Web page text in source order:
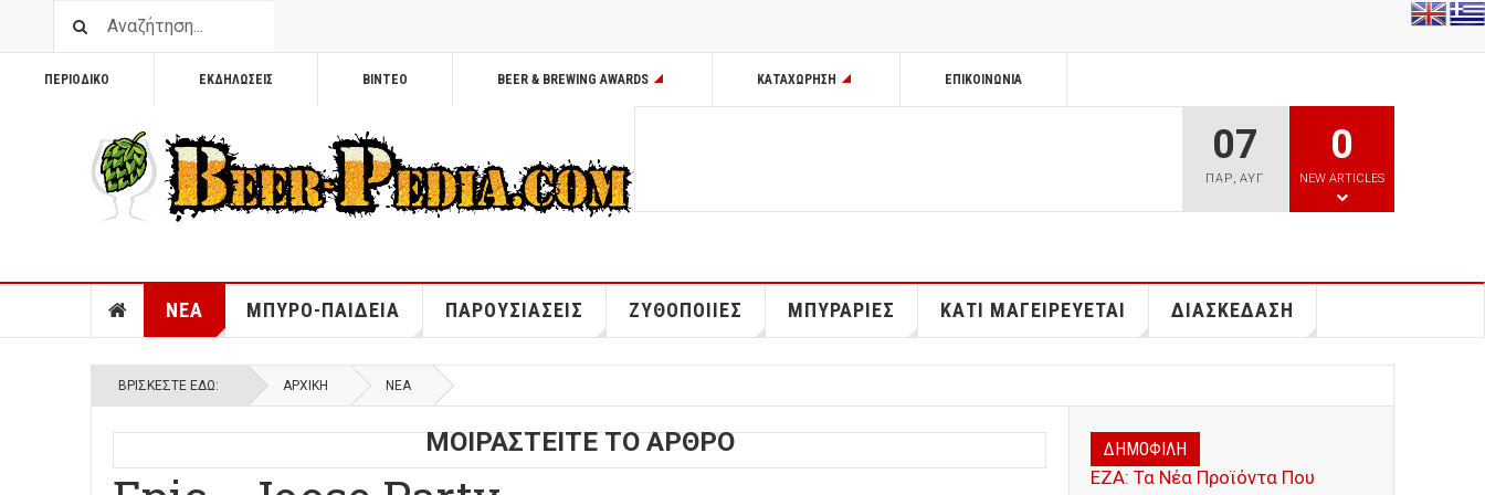
ΠΕΡΙΟΔΙΚΟ ΕΚΔΗΛΩΣΕΙΣ ΒΙΝΤΕΟ BEER & BREWING AWARDS ΚΑΤΑΧΩΡΗΣΗ ΕΠΙΚΟΙΝΩΝΊΑ
07
ΠΑΡ,ΑΥΓ
0
NEW ARTICLES
ΝΕΑ ΜΠΥΡΟ-ΠΑΙΔΕΙΑ ΠΑΡΟΥΣΙΑΣΕΙΣ ΖΥΘΟΠΟΙΙΕΣ ΜΠΥΡΑΡΙΕΣ ΚΑΤΙ ΜΑΓΕΙΡΕΥΕΤΑΙ ΔΙΑΣΚΕΔΑΣΗ
ΒΡΊΣΚΕΣΤΕ ΕΔΏ: ΑΡΧΙΚΉ ΝΕΑ
ΜΟΙΡΑΣΤΕΙΤΕ ΤΟ ΑΡΘΡΟ ΔΗΜΟΦΙΛΗ
ΕΖΑ: Τα Νέα Προϊόντα Που